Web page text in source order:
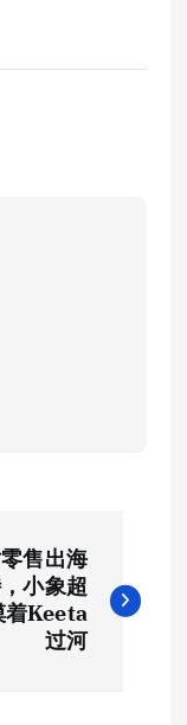
售出海
小象超
着Keeta
过河